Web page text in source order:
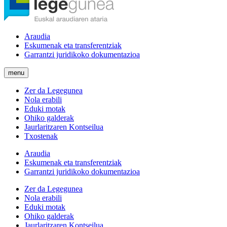
Araudia
Eskumenak eta transferentziak
Garrantzi juridikoko dokumentazioa
menu
Zer da Legegunea
Nola erabili
Eduki motak
Ohiko galderak
Jaurlaritzaren Kontseilua
Txostenak
Araudia
Eskumenak eta transferentziak
Garrantzi juridikoko dokumentazioa
Zer da Legegunea
Nola erabili
Eduki motak
Ohiko galderak
Jaurlaritzaren Kontseilua